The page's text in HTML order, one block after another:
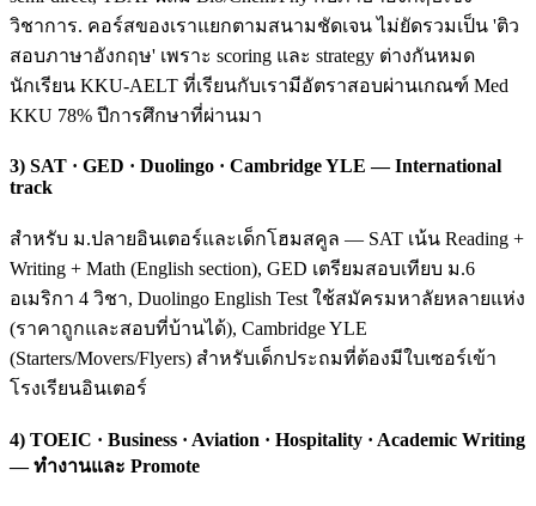
วิชาการ. คอร์สของเราแยกตามสนามชัดเจน ไม่ยัดรวมเป็น 'ติว
สอบภาษาอังกฤษ' เพราะ scoring และ strategy ต่างกันหมด
นักเรียน KKU-AELT ที่เรียนกับเรามีอัตราสอบผ่านเกณฑ์ Med
KKU 78% ปีการศึกษาที่ผ่านมา
3) SAT · GED · Duolingo · Cambridge YLE — International
track
สำหรับ ม.ปลายอินเตอร์และเด็กโฮมสคูล — SAT เน้น Reading +
Writing + Math (English section), GED เตรียมสอบเทียบ ม.6
อเมริกา 4 วิชา, Duolingo English Test ใช้สมัครมหาลัยหลายแห่ง
(ราคาถูกและสอบที่บ้านได้), Cambridge YLE
(Starters/Movers/Flyers) สำหรับเด็กประถมที่ต้องมีใบเซอร์เข้า
โรงเรียนอินเตอร์
4) TOEIC · Business · Aviation · Hospitality · Academic Writing
— ทำงานและ Promote